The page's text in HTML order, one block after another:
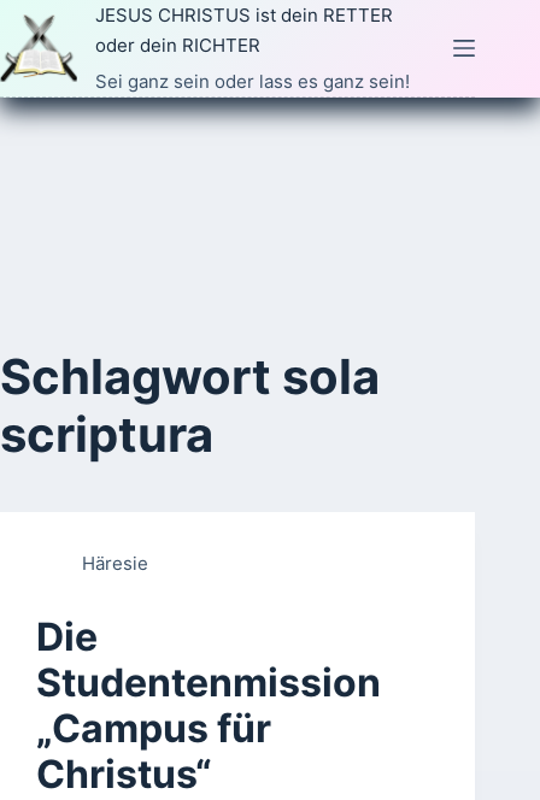
Zum
Inhalt
springen
JESUS CHRISTUS ist dein RETTER
oder dein RICHTER
Sei ganz sein oder lass es ganz sein!
Schlagwort sola
scriptura
Häresie
Die
Studentenmission
„Campus für
Christus“